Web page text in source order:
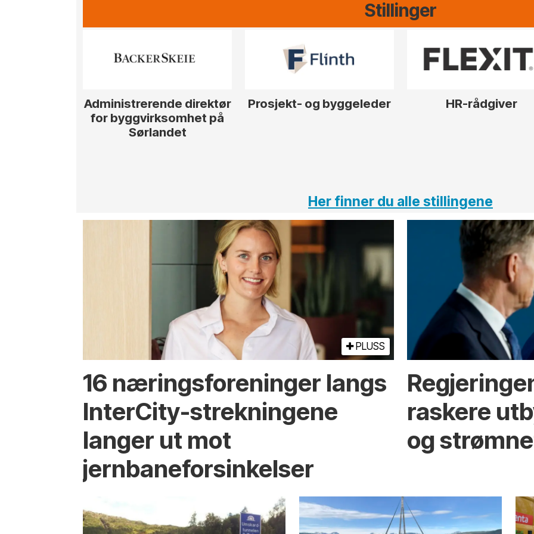
Stillinger
Administrerende direktør
for byggvirksomhet på
Sørlandet
Prosjekt- og byggeleder HR-rådgiver
Her finner du alle stillingene
PLUSS
16 næringsforeninger langs
InterCity-strekningene
langer ut mot
jernbaneforsinkelser
raskere
og